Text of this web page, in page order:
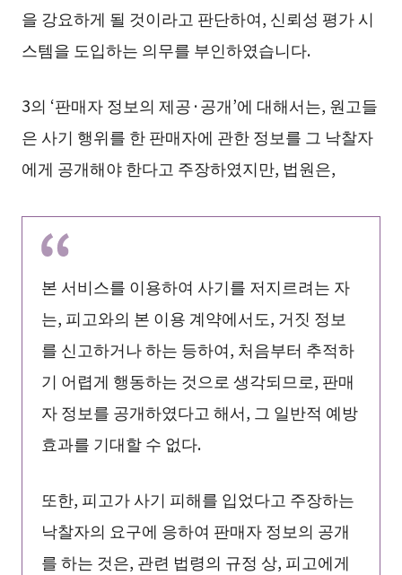
을 강요하게 될 것이라고 판단하여, 신뢰성 평가 시
스템을 도입하는 의무를 부인하였습니다.
3의 ‘판매자 정보의 제공·공개’에 대해서는, 원고들
은 사기 행위를 한 판매자에 관한 정보를 그 낙찰자
에게 공개해야 한다고 주장하였지만, 법원은,
본 서비스를 이용하여 사기를 저지르려는 자
는, 피고와의 본 이용 계약에서도, 거짓 정보
를 신고하거나 하는 등하여, 처음부터 추적하
기 어렵게 행동하는 것으로 생각되므로, 판매
자 정보를 공개하였다고 해서, 그 일반적 예방
효과를 기대할 수 없다.
또한, 피고가 사기 피해를 입었다고 주장하는
낙찰자의 요구에 응하여 판매자 정보의 공개
를 하는 것은, 관련 법령의 규정 상, 피고에게